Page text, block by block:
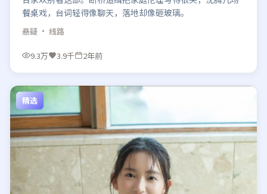
餐桌戏，台词轻得像聊天，落地却像砸玻璃。
悬疑 · 线路
9.3万 3.9千 2年前
精选